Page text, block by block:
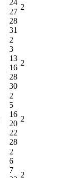
24
27
28
31
2
2
3
13
16
28
30
2
2
5
16
20
22
28
2
2
6
7
2